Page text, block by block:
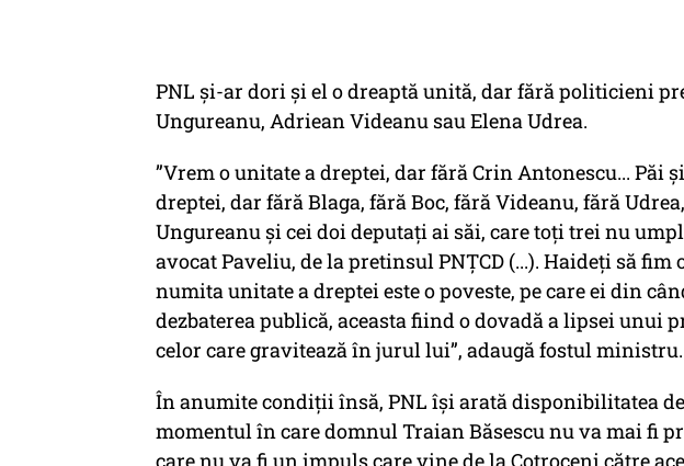
PNL și-ar dori și el o dreaptă unită, dar fără politicieni
Ungureanu, Adriean Videanu sau Elena Udrea.
”Vrem o unitate a dreptei, dar fără Crin Antonescu... Păi
dreptei, dar fără Blaga, fără Boc, fără Videanu, fără
Ungureanu şi cei doi deputaţi ai săi, care toţi trei nu
avocat Paveliu, de la pretinsul PNŢCD (...). Haideţi să fim
numita unitate a dreptei este o poveste, pe care ei din
dezbaterea publică, aceasta fiind o dovadă a lipsei unui
celor care gravitează în jurul lui”, adaugă fostul ministru.
În anumite condiții însă, PNL își arată disponibilitatea de
momentul în care domnul Traian Băsescu nu va mai fi
care nu va fi un impuls care vine de la Cotroceni către